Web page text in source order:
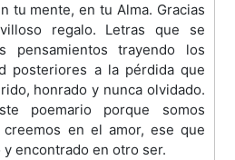
tu mente, en tu Alma. Gracias
regalo. Letras que se
pensamientos trayendo los
posteriores a la pérdida que
honrado y nunca olvidado.
poemario porque somos
en el amor, ese que
encontrado en otro ser.